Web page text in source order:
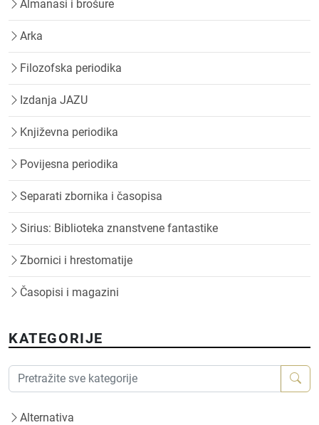
Almanasi i brošure
Arka
Filozofska periodika
Izdanja JAZU
Književna periodika
Povijesna periodika
Separati zbornika i časopisa
Sirius: Biblioteka znanstvene fantastike
Zbornici i hrestomatije
Časopisi i magazini
KATEGORIJE
Alternativa